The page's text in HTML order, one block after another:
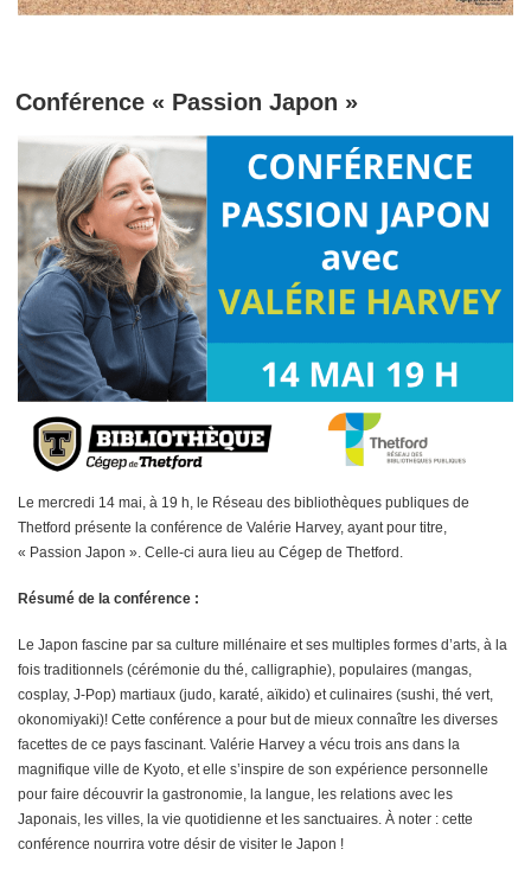
Conférence « Passion Japon »
Le mercredi 14 mai, à 19 h, le Réseau des bibliothèques publiques de
Thetford présente la conférence de Valérie Harvey, ayant pour titre,
« Passion Japon ». Celle-ci aura lieu au Cégep de Thetford.
Résumé de la conférence :
Le Japon fascine par sa culture millénaire et ses multiples formes d’arts, à la
fois traditionnels (cérémonie du thé, calligraphie), populaires (mangas,
cosplay, J-Pop) martiaux (judo, karaté, aïkido) et culinaires (sushi, thé vert,
okonomiyaki)! Cette conférence a pour but de mieux connaître les diverses
facettes de ce pays fascinant. Valérie Harvey a vécu trois ans dans la
magnifique ville de Kyoto, et elle s’inspire de son expérience personnelle
pour faire découvrir la gastronomie, la langue, les relations avec les
Japonais, les villes, la vie quotidienne et les sanctuaires. À noter : cette
conférence nourrira votre désir de visiter le Japon !